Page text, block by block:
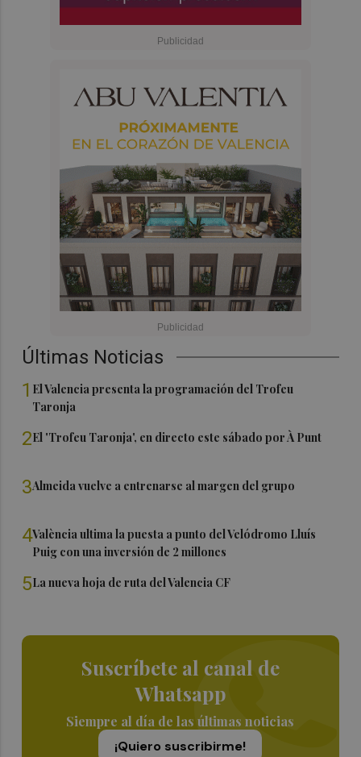
Últimas Noticias
1 El Valencia presenta la programación del Trofeu
Taronja
2El 'Trofeu Taronja', en directo este sábado por À Punt
3Almeida vuelve a entrenarse al margen del grupo
4València ultima la puesta a punto del Velódromo Lluís
Puig con una inversión de 2 millones
5La nueva hoja de ruta del Valencia CF
Suscríbete al canal de
Whatsapp
Siempre al día de las últimas noticias
¡Quiero suscribirme!